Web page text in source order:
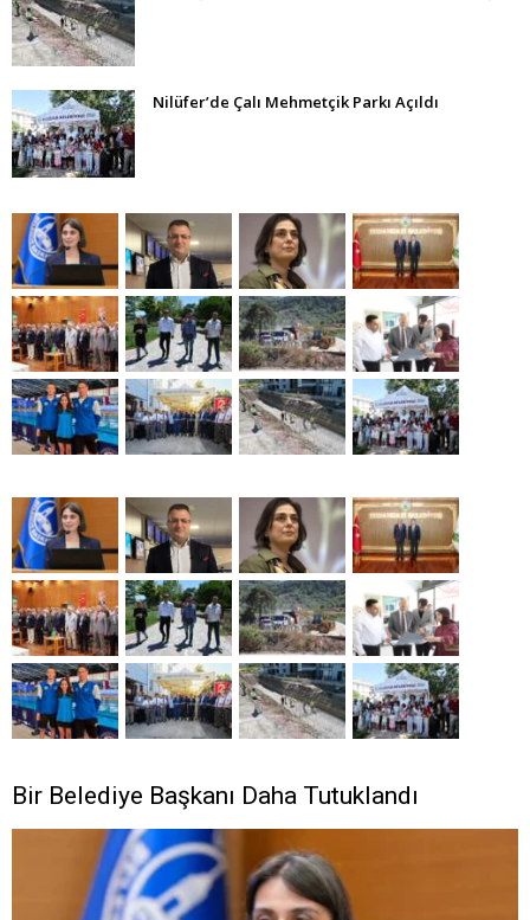
Nilüfer’de Çalı Mehmetçik Parkı Açıldı
Bir Belediye Başkanı Daha Tutuklandı